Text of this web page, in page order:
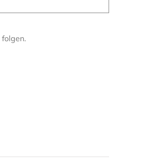
folgen.